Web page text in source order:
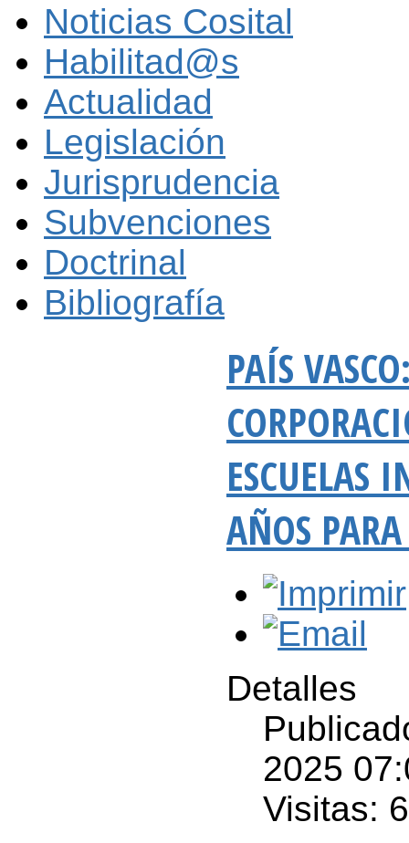
Noticias Cosital
Habilitad@s
Actualidad
Legislación
Jurisprudencia
Subvenciones
Doctrinal
Bibliografía
PAÍS
ESCUELAS
AÑOS
Detalles
2025
Visitas: